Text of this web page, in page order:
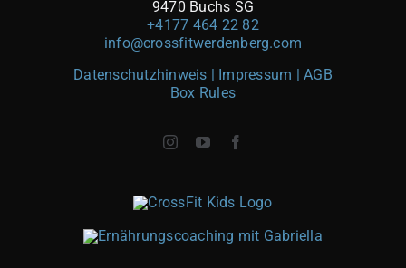
9470 Buchs SG
+4177 464 22 82
info@crossfitwerdenberg.com
Datenschutzhinweis | Impressum
| AGB
Box Rules